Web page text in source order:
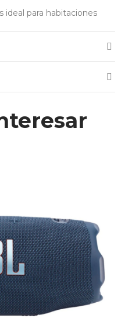
ideal para habitaciones